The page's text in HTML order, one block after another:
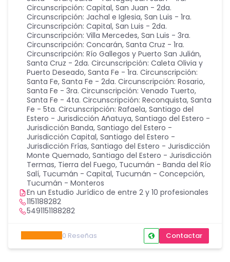
Circunscripción: Capital, San Juan - 2da.
Circunscripción: Jachal e Iglesia, San Luis - 1ra.
Circunscripción: Capital, San Luis - 2da.
Circunscripción: Villa Mercedes, San Luis - 3ra.
Circunscripción: Concarán, Santa Cruz - 1ra.
Circunscripción: Río Gallegos y Puerto San Julián,
Santa Cruz - 2da. Circunscripción: Caleta Olivia y
Puerto Deseado, Santa Fe - 1ra. Circunscripción:
Santa Fe, Santa Fe - 2da. Circunscripción: Rosario,
Santa Fe - 3ra. Circunscripción: Venado Tuerto,
Santa Fe - 4ta. Circunscripción: Reconquista, Santa
Fe - 5ta. Circunscripción: Rafaela, Santiago del
Estero - Jurisdicción Añatuya, Santiago del Estero -
Jurisdicción Banda, Santiago del Estero -
Jurisdicción Capital, Santiago del Estero -
Jurisdicción Frías, Santiago del Estero - Jurisdicción
Monte Quemado, Santiago del Estero - Jurisdicción
Termas, Tierra del Fuego, Tucumán - Banda del Río
Salí, Tucumán - Capital, Tucumán - Concepción,
Tucumán - Monteros
En un Estudio Jurídico de entre 2 y 10 profesionales
1151188282
5491151188282
0 Reseñas Contactar